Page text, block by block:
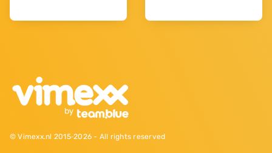
© Vimexx.nl 2015‐2026 - All rights reserved